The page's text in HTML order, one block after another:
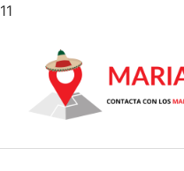
11
contenido